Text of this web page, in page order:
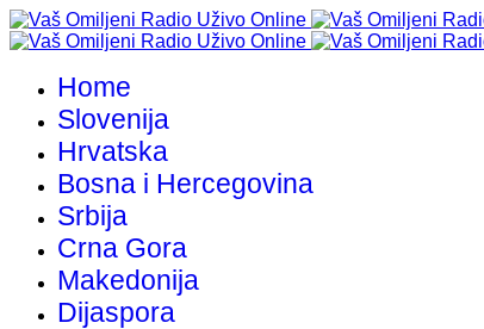
Home
Slovenija
Hrvatska
Bosna i Hercegovina
Srbija
Crna Gora
Makedonija
Dijaspora